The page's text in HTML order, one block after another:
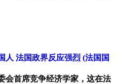
人 法国政界反应强烈 (法国国
会首席竞争经济学家，这在法